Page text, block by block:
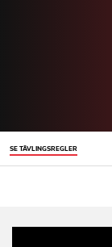
SE TÄVLINGSREGLER